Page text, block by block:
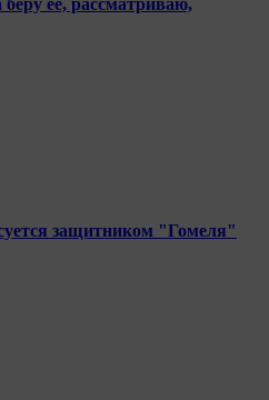
защитником "Гомеля"